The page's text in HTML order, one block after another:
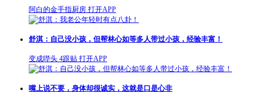
阿白的金手指厨房 打开APP
舒淇：自己没小孩，但帮林心如等多人带过小孩，经验丰富！
变成哔头 4跟贴 打开APP
嘴上说不要，身体却很诚实，这就是口是心非